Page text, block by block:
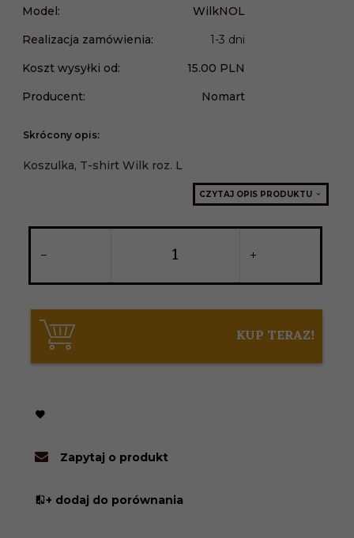
Model:
WilkNOL
Realizacja zamówienia:
1-3 dni
Koszt wysyłki od:
15.00 PLN
Producent:
Nomart
Skrócony opis:
Koszulka, T-shirt Wilk roz. L
CZYTAJ OPIS PRODUKTU
KUP TERAZ!
Zapytaj o produkt
+ dodaj do porównania